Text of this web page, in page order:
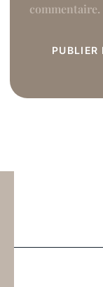
commentaire.